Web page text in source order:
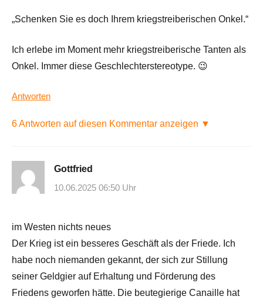
„Schenken Sie es doch Ihrem kriegstreiberischen Onkel.“
Ich erlebe im Moment mehr kriegstreiberische Tanten als
Onkel. Immer diese Geschlechterstereotype. 😉
Antworten
6 Antworten auf diesen Kommentar anzeigen ▼
Gottfried
10.06.2025 06:50 Uhr
im Westen nichts neues
Der Krieg ist ein besseres Geschäft als der Friede. Ich
habe noch niemanden gekannt, der sich zur Stillung
seiner Geldgier auf Erhaltung und Förderung des
Friedens geworfen hätte. Die beutegierige Canaille hat